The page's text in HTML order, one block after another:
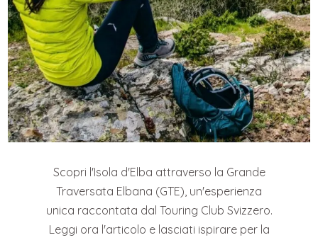
Scopri l'Isola d'Elba attraverso la Grande
Traversata Elbana (GTE), un'esperienza
unica raccontata dal Touring Club Svizzero.
Leggi ora l'articolo e lasciati ispirare per la